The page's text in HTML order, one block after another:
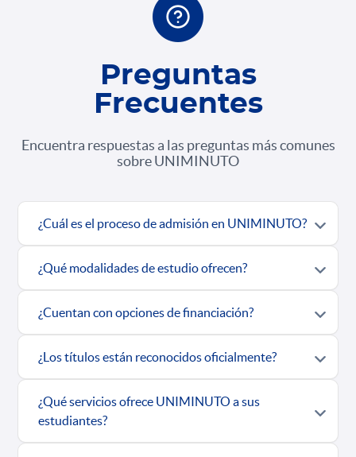
Preguntas
Frecuentes
Encuentra respuestas a las preguntas más comunes
sobre UNIMINUTO
¿Cuál es el proceso de admisión en UNIMINUTO?
¿Qué modalidades de estudio ofrecen?
¿Cuentan con opciones de financiación?
¿Los títulos están reconocidos oficialmente?
¿Qué servicios ofrece UNIMINUTO a sus
estudiantes?